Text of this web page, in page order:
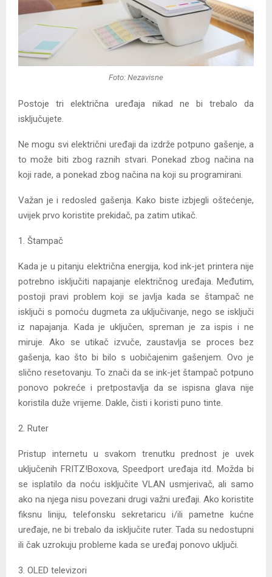
Foto: Nezavisne
Postoje tri električna uređaja nikad ne bi trebalo da
isključujete.
Ne mogu svi električni uređaji da izdrže potpuno gašenje, a
to može biti zbog raznih stvari. Ponekad zbog načina na
koji rade, a ponekad zbog načina na koji su programirani.
Važan je i redosled gašenja. Kako biste izbjegli oštećenje,
uvijek prvo koristite prekidač, pa zatim utikač.
1. Štampač
Kada je u pitanju električna energija, kod ink-jet printera nije
potrebno isključiti napajanje električnog uređaja. Međutim,
postoji pravi problem koji se javlja kada se štampač ne
isključi s pomoću dugmeta za uključivanje, nego se isključi
iz napajanja. Kada je uključen, spreman je za ispis i ne
miruje. Ako se utikač izvuče, zaustavlja se proces bez
gašenja, kao što bi bilo s uobičajenim gašenjem. Ovo je
slično resetovanju. To znači da se ink-jet štampač potpuno
ponovo pokreće i pretpostavlja da se ispisna glava nije
koristila duže vrijeme. Dakle, čisti i koristi puno tinte.
2. Ruter
Pristup internetu u svakom trenutku prednost je uvek
uključenih FRITZ!Boxova, Speedport uređaja itd. Možda bi
se isplatilo da noću isključite VLAN usmjerivač, ali samo
ako na njega nisu povezani drugi važni uređaji. Ako koristite
fiksnu liniju, telefonsku sekretaricu i/ili pametne kućne
uređaje, ne bi trebalo da isključite ruter. Tada su nedostupni
ili čak uzrokuju probleme kada se uređaj ponovo uključi.
3. OLED televizori